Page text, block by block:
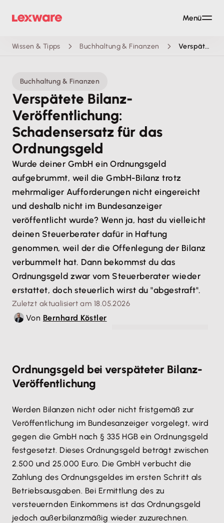
Wissen & Tipps Buchhaltung & Finanzen Verspätete Bilanz-Veröffentlichung: Schadensersatz für das Ordnungsgeld
Buchhaltung & Finanzen
Verspätete Bilanz-
Veröffentlichung:
Schadensersatz für das
Ordnungsgeld
Wurde deiner GmbH ein Ordnungsgeld
aufgebrummt, weil die GmbH-Bilanz trotz
mehrmaliger Aufforderungen nicht eingereicht
und deshalb nicht im Bundesanzeiger
veröffentlicht wurde? Wenn ja, hast du vielleicht
deinen Steuerberater dafür in Haftung
genommen, weil der die Offenlegung der Bilanz
verbummelt hat. Dann bekommst du das
Ordnungsgeld zwar vom Steuerberater wieder
erstattet, doch steuerlich wirst du "abgestraft".
Zuletzt aktualisiert am 18.05.2026
Von Bernhard Köstler
Ordnungsgeld bei verspäteter Bilanz-
Veröffentlichung
Werden Bilanzen nicht oder nicht fristgemäß zur
Veröffentlichung im Bundesanzeiger vorgelegt, wird
gegen die GmbH nach § 335 HGB ein Ordnungsgeld
festgesetzt. Dieses Ordnungsgeld beträgt zwischen
2.500 und 25.000 Euro. Die GmbH verbucht die
Zahlung des Ordnungsgeldes im ersten Schritt als
Betriebsausgaben. Bei Ermittlung des zu
versteuernden Einkommens ist das Ordnungsgeld
jedoch außerbilanzmäßig wieder zuzurechnen.
Menü